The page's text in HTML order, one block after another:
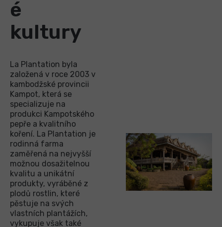
é
kultury
La Plantation byla
založená v roce 2003 v
kambodžské provincii
Kampot, která se
specializuje na
produkci Kampotského
pepře a kvalitního
koření. La Plantation je
rodinná farma
zaměřená na nejvyšší
možnou dosažitelnou
kvalitu a unikátní
produkty, vyráběné z
plodů rostlin, které
pěstuje na svých
vlastních plantážích,
vykupuje však také